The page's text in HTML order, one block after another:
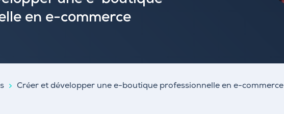
en e-commerce
Créer et développer une e-boutique professionnelle en e-commerce